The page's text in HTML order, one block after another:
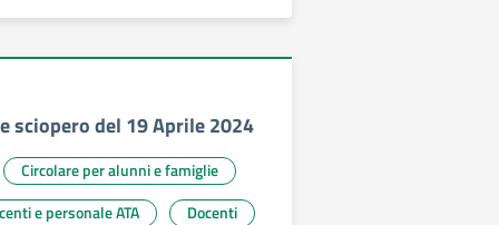
sciopero del 19 Aprile 2024
Circolare per alunni e famiglie
e personale ATA
Docenti